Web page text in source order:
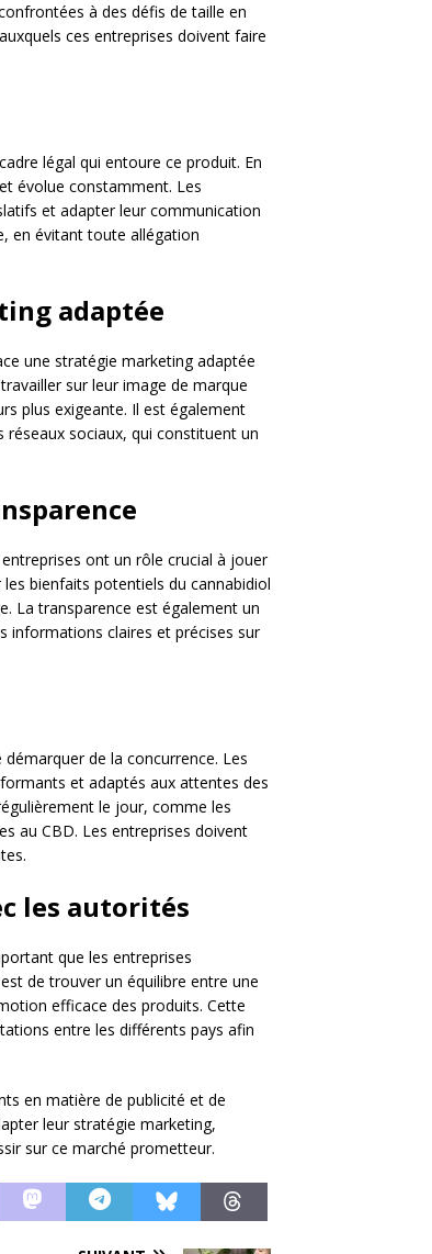
à des défis de taille en
ces entreprises doivent faire
légal qui entoure ce produit. En
évolue constamment. Les
et adapter leur communication
en évitant toute allégation
adaptée
une stratégie marketing adaptée
sur leur image de marque
plus exigeante. Il est également
réseaux sociaux, qui constituent un
ont un rôle crucial à jouer
bienfaits potentiels du cannabidiol
La transparence est également un
informations claires et précises sur
de la concurrence. Les
et adaptés aux attentes des
le jour, comme les
au CBD. Les entreprises doivent
les autorités
que les entreprises
de trouver un équilibre entre une
efficace des produits. Cette
entre les différents pays afin
en matière de publicité et de
leur stratégie marketing,
sur ce marché prometteur.